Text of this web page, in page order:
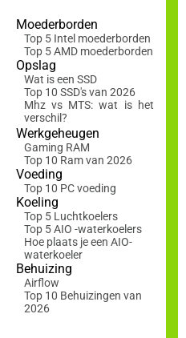
Moederborden
Top 5 Intel moederborden
Top 5 AMD moederborden
Opslag
Wat is een SSD
Top 10 SSD's van 2026
Mhz vs MTS: wat is het
verschil?
Werkgeheugen
Gaming RAM
Top 10 Ram van 2026
Voeding
Top 10 PC voeding
Koeling
Top 5 Luchtkoelers
Top 5 AIO -waterkoelers
Hoe plaats je een AIO-
waterkoeler
Behuizing
Airflow
Top 10 Behuizingen van
2026